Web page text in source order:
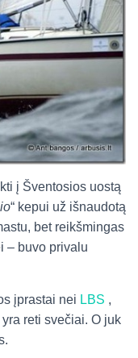
į Šventosios uostą
“ kepui už išnaudotą
bet reikšmingas
– buvo privalu
įprastai nei LBS ,
reti svečiai. O juk